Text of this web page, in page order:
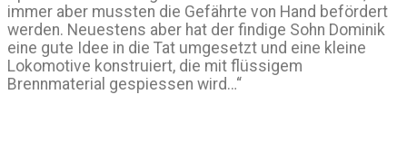
immer aber mussten die Gefährte von Hand befördert
werden. Neuestens aber hat der findige Sohn Dominik
eine gute Idee in die Tat umgesetzt und eine kleine
Lokomotive konstruiert, die mit flüssigem
Brennmaterial gespiessen wird…“